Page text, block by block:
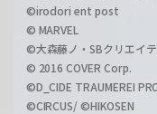
©irodori ent post
© MARVEL
©大森藤ノ・SBクリエイ
© 2016 COVER Corp.
©D_CIDE TRAUMEREI
©CIRCUS/ ©HIKOSEN